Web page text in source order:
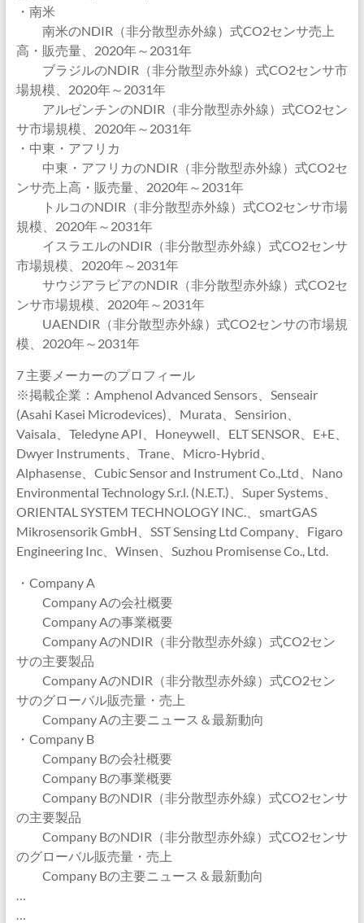
・南米
南米のNDIR（非分散型赤外線）式CO2センサ売上
高・販売量、2020年～2031年
ブラジルのNDIR（非分散型赤外線）式CO2センサ市
場規模、2020年～2031年
アルゼンチンのNDIR（非分散型赤外線）式CO2セン
サ市場規模、2020年～2031年
・中東・アフリカ
中東・アフリカのNDIR（非分散型赤外線）式CO2セ
ンサ売上高・販売量、2020年～2031年
トルコのNDIR（非分散型赤外線）式CO2センサ市場
規模、2020年～2031年
イスラエルのNDIR（非分散型赤外線）式CO2センサ
市場規模、2020年～2031年
サウジアラビアのNDIR（非分散型赤外線）式CO2セ
ンサ市場規模、2020年～2031年
UAENDIR（非分散型赤外線）式CO2センサの市場規
模、2020年～2031年
7 主要メーカーのプロフィール
※掲載企業：Amphenol Advanced Sensors、Senseair
(Asahi Kasei Microdevices)、Murata、Sensirion、
Vaisala、Teledyne API、Honeywell、ELT SENSOR、E+E、
Dwyer Instruments、Trane、Micro-Hybrid、
Alphasense、Cubic Sensor and Instrument Co.,Ltd、Nano
Environmental Technology S.r.l. (N.E.T.)、Super Systems、
ORIENTAL SYSTEM TECHNOLOGY INC.、smartGAS
Mikrosensorik GmbH、SST Sensing Ltd Company、Figaro
Engineering Inc、Winsen、Suzhou Promisense Co., Ltd.
・Company A
Company Aの会社概要
Company Aの事業概要
Company AのNDIR（非分散型赤外線）式CO2セン
サの主要製品
Company AのNDIR（非分散型赤外線）式CO2セン
サのグローバル販売量・売上
Company Aの主要ニュース＆最新動向
・Company B
Company Bの会社概要
Company Bの事業概要
Company BのNDIR（非分散型赤外線）式CO2センサ
の主要製品
Company BのNDIR（非分散型赤外線）式CO2センサ
のグローバル販売量・売上
Company Bの主要ニュース＆最新動向
…
…